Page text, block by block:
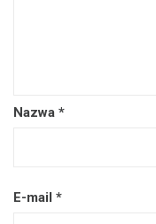
Nazwa *
E-mail *